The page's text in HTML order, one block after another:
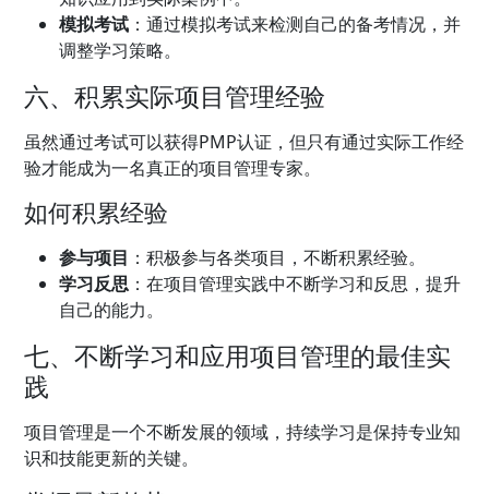
模拟考试 ：通过模拟考试来检测自己的备考情况，并
调整学习策略。
六、积累实际项目管理经验
虽然通过考试可以获得PMP认证，但只有通过实际工作经
验才能成为一名真正的项目管理专家。
如何积累经验
参与项目 ：积极参与各类项目，不断积累经验。
学习反思 ：在项目管理实践中不断学习和反思，提升
自己的能力。
七、不断学习和应用项目管理的最佳实
践
项目管理是一个不断发展的领域，持续学习是保持专业知
识和技能更新的关键。